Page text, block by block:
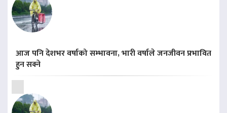
आज पनि देशभर वर्षाको सम्भावना, भारी वर्षाले जनजीवन प्रभावित
हुन सक्ने